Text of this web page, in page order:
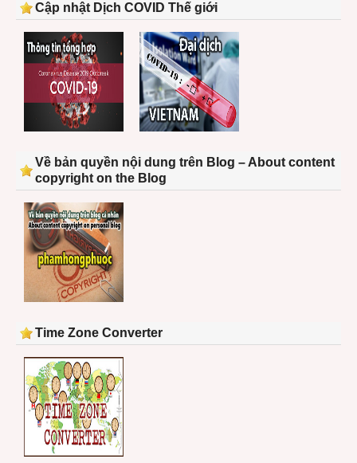
Cập nhật Dịch COVID Thế giới
Về bản quyền nội dung trên Blog – About content
copyright on the Blog
Time Zone Converter